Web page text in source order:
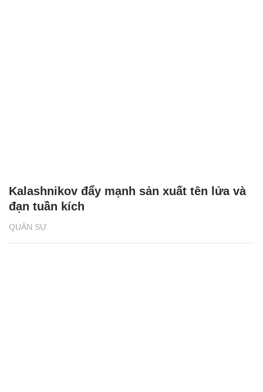
QUÂN SỰ
Kalashnikov đẩy mạnh sản xuất tên lửa và
đạn tuần kích